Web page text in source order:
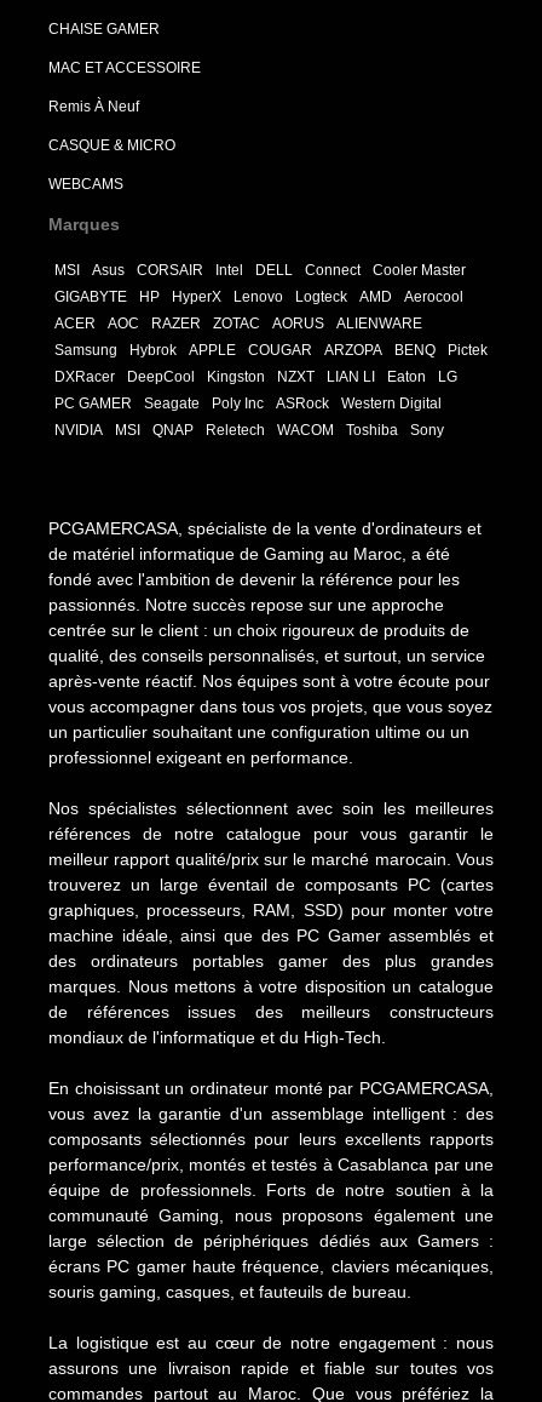
CHAISE GAMER
MAC ET ACCESSOIRE
Remis À Neuf
CASQUE & MICRO
WEBCAMS
Marques
MSI Asus CORSAIR Intel DELL Connect
Cooler Master
GIGABYTE
HP HyperX Lenovo Logteck AMD
Aerocool
ACER
AOC RAZER ZOTAC AORUS
ALIENWARE
Samsung
Hybrok APPLE COUGAR ARZOPA BENQ
Pictek
DXRacer
DeepCool Kingston NZXT LIAN LI Eaton
LG
PC GAMER
Seagate Poly Inc ASRock
Western Digital
NVIDIA
MSI QNAP Reletech WACOM Toshiba Sony
PCGAMERCASA, spécialiste de la vente d'ordinateurs et
de matériel informatique de Gaming au Maroc, a été
fondé avec l'ambition de devenir la référence pour les
passionnés. Notre succès repose sur une approche
centrée sur le client : un choix rigoureux de produits de
qualité, des conseils personnalisés, et surtout, un service
après-vente réactif. Nos équipes sont à votre écoute pour
vous accompagner dans tous vos projets, que vous soyez
un particulier souhaitant une configuration ultime ou un
professionnel exigeant en performance.
Nos spécialistes sélectionnent avec soin les meilleures
références de notre catalogue pour vous garantir le
meilleur rapport qualité/prix sur le marché marocain. Vous
trouverez un large éventail de composants PC (cartes
graphiques, processeurs, RAM, SSD) pour monter votre
machine idéale, ainsi que des PC Gamer assemblés et
des ordinateurs portables gamer des plus grandes
marques. Nous mettons à votre disposition un catalogue
de références issues des meilleurs constructeurs
mondiaux de l'informatique et du High-Tech.
En choisissant un ordinateur monté par PCGAMERCASA,
vous avez la garantie d'un assemblage intelligent : des
composants sélectionnés pour leurs excellents rapports
performance/prix, montés et testés à Casablanca par une
équipe de professionnels. Forts de notre soutien à la
communauté Gaming, nous proposons également une
large sélection de périphériques dédiés aux Gamers :
écrans PC gamer haute fréquence, claviers mécaniques,
souris gaming, casques, et fauteuils de bureau.
La logistique est au cœur de notre engagement : nous
assurons une livraison rapide et fiable sur toutes vos
commandes partout au Maroc. Que vous préfériez la